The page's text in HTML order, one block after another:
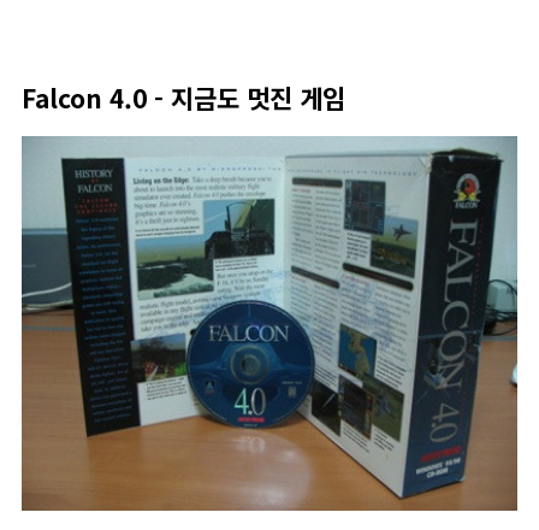
Falcon 4.0 - 지금도 멋진 게임